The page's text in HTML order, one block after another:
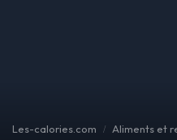
Les-calories.com Aliments et